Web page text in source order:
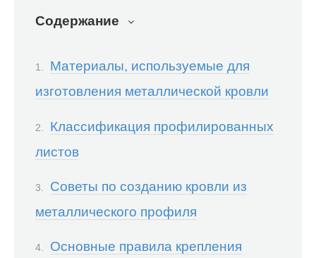
Содержание
Материалы, используемые для
изготовления металлической кровли
Классификация профилированных
листов
Советы по созданию кровли из
металлического профиля
Основные правила крепления